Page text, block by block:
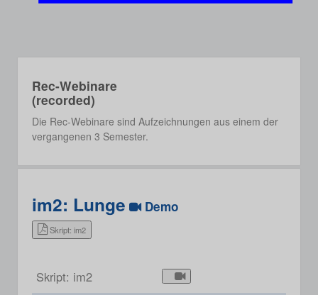
Rec-Webinare
(recorded)
Die Rec-Webinare sind Aufzeichnungen aus einem der
vergangenen 3 Semester.
im2: Lunge Demo
Skript: im2
Skript: im2